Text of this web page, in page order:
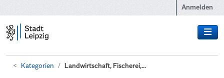
Anmelden
Kategorien Landwirtschaft, Fischerei,...